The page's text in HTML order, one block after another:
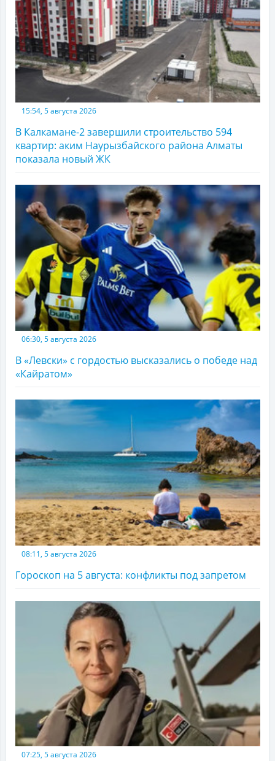
15:54, 5 августа 2026
В Калкамане-2 завершили строительство 594
квартир: аким Наурызбайского района Алматы
показала новый ЖК
06:30, 5 августа 2026
В «Левски» с гордостью высказались о победе над
«Кайратом»
08:11, 5 августа 2026
Гороскоп на 5 августа: конфликты под запретом
07:25, 5 августа 2026